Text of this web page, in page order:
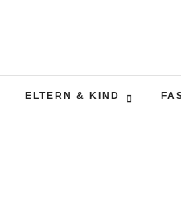
ELTERN & KIND